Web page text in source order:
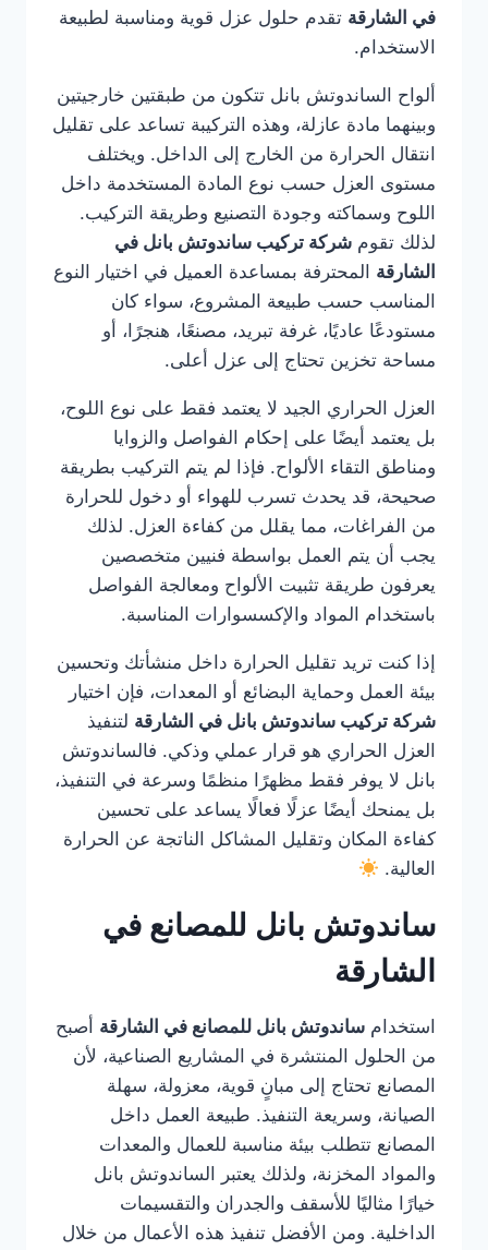
في الشارقة تقدم حلول عزل قوية ومناسبة لطبيعة
الاستخدام.
ألواح الساندوتش بانل تتكون من طبقتين خارجيتين
وبينهما مادة عازلة، وهذه التركيبة تساعد على تقليل
انتقال الحرارة من الخارج إلى الداخل. ويختلف
مستوى العزل حسب نوع المادة المستخدمة داخل
اللوح وسماكته وجودة التصنيع وطريقة التركيب.
لذلك تقوم شركة تركيب ساندوتش بانل في
الشارقة المحترفة بمساعدة العميل في اختيار النوع
المناسب حسب طبيعة المشروع، سواء كان
مستودعًا عاديًا، غرفة تبريد، مصنعًا، هنجرًا، أو
مساحة تخزين تحتاج إلى عزل أعلى.
العزل الحراري الجيد لا يعتمد فقط على نوع اللوح،
بل يعتمد أيضًا على إحكام الفواصل والزوايا
ومناطق التقاء الألواح. فإذا لم يتم التركيب بطريقة
صحيحة، قد يحدث تسرب للهواء أو دخول للحرارة
من الفراغات، مما يقلل من كفاءة العزل. لذلك
يجب أن يتم العمل بواسطة فنيين متخصصين
يعرفون طريقة تثبيت الألواح ومعالجة الفواصل
باستخدام المواد والإكسسوارات المناسبة.
إذا كنت تريد تقليل الحرارة داخل منشأتك وتحسين
بيئة العمل وحماية البضائع أو المعدات، فإن اختيار
شركة تركيب ساندوتش بانل في الشارقة لتنفيذ
العزل الحراري هو قرار عملي وذكي. فالساندوتش
بانل لا يوفر فقط مظهرًا منظمًا وسرعة في التنفيذ،
بل يمنحك أيضًا عزلًا فعالًا يساعد على تحسين
كفاءة المكان وتقليل المشاكل الناتجة عن الحرارة
العالية.
ساندوتش بانل للمصانع في
الشارقة
استخدام ساندوتش بانل للمصانع في الشارقة أصبح
من الحلول المنتشرة في المشاريع الصناعية، لأن
المصانع تحتاج إلى مبانٍ قوية، معزولة، سهلة
الصيانة، وسريعة التنفيذ. طبيعة العمل داخل
المصانع تتطلب بيئة مناسبة للعمال والمعدات
والمواد المخزنة، ولذلك يعتبر الساندوتش بانل
خيارًا مثاليًا للأسقف والجدران والتقسيمات
الداخلية. ومن الأفضل تنفيذ هذه الأعمال من خلال